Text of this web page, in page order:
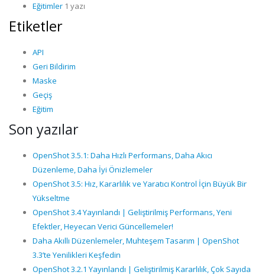
Eğitimler 1 yazı
Etiketler
API
Geri Bildirim
Maske
Geçiş
Eğitim
Son yazılar
OpenShot 3.5.1: Daha Hızlı Performans, Daha Akıcı
Düzenleme, Daha İyi Önizlemeler
OpenShot 3.5: Hız, Kararlılık ve Yaratıcı Kontrol İçin Büyük Bir
Yükseltme
OpenShot 3.4 Yayınlandı | Geliştirilmiş Performans, Yeni
Efektler, Heyecan Verici Güncellemeler!
Daha Akıllı Düzenlemeler, Muhteşem Tasarım | OpenShot
3.3’te Yenilikleri Keşfedin
OpenShot 3.2.1 Yayınlandı | Geliştirilmiş Kararlılık, Çok Sayıda